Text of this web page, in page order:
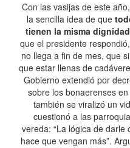
Con las vasijas de este
la sencilla idea de que
tienen la misma dignidad
que el presidente
no llega a fin de mes, que
que estar llenas de
Gobierno extendió por
sobre los bonaerenses
también se viralizó un
cuestionó a las
vereda: “La lógica de
hace que vengan más”.